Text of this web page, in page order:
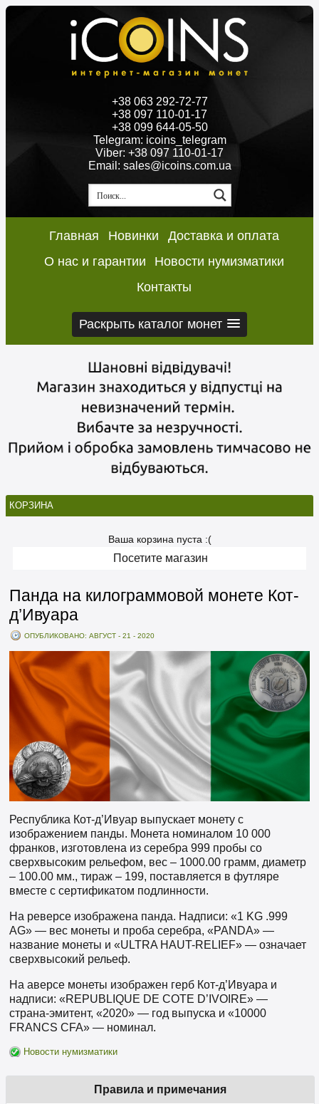
+38 063 292-72-77
+38 097 110-01-17
+38 099 644-05-50
Telegram: icoins_telegram
Viber: +38 097 110-01-17
Email: sales@icoins.com.ua
Главная Новинки
Доставка и оплата
О нас и гарантии
Новости нумизматики
Контакты
Раскрыть каталог монет
КОРЗИНА
Ваша корзина пуста :(
Посетите магазин
Панда на килограммовой монете Кот-
д’Ивуара
ОПУБЛИКОВАНО: АВГУСТ - 21 - 2020
Республика Кот-д’Ивуар выпускает монету с
изображением панды. Монета номиналом 10 000
франков, изготовлена из серебра 999 пробы со
сверхвысоким рельефом, вес – 1000.00 грамм, диаметр
– 100.00 мм., тираж – 199, поставляется в футляре
вместе с сертификатом подлинности.
На реверсе изображена панда. Надписи: «1 KG .999
AG» — вес монеты и проба серебра, «PANDA» —
название монеты и «ULTRA HAUT-RELIEF» — означает
сверхвысокий рельеф.
На аверсе монеты изображен герб Кот-д’Ивуара и
надписи: «REPUBLIQUE DE COTE D’IVOIRE» —
страна-эмитент, «2020» — год выпуска и «10000
FRANCS CFA» — номинал.
Новости нумизматики
Правила и примечания